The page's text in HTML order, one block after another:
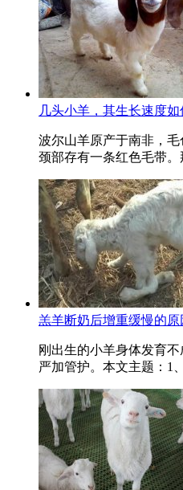
几头小羊，其生长速度如
波尔山羊原产于南非，
颈部存有一条红色毛带。
羔羊断奶后增重缓慢的原
刚出生的小羊身体发育
严加管护。本文主题：1